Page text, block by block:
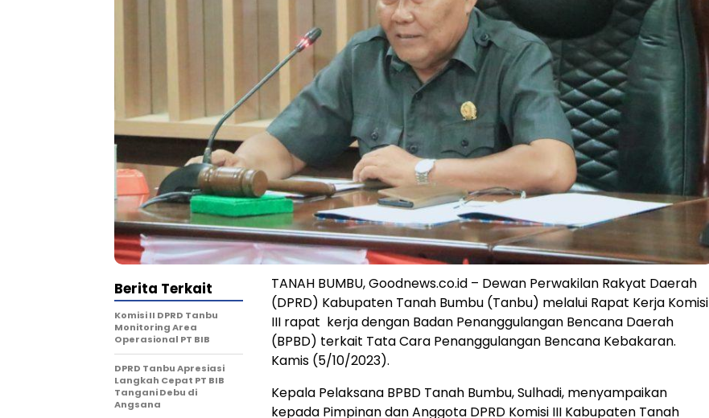
TANAH BUMBU, Goodnews.co.id – Dewan Perwakilan Rakyat Daerah
(DPRD) Kabupaten Tanah Bumbu (Tanbu) melalui Rapat Kerja Komisi
III rapat kerja dengan Badan Penanggulangan Bencana Daerah
(BPBD) terkait Tata Cara Penanggulangan Bencana Kebakaran.
Kamis (5/10/2023).
Kepala Pelaksana BPBD Tanah Bumbu, Sulhadi, menyampaikan
kepada Pimpinan dan Anggota DPRD Komisi III Kabupaten Tanah
Berita Terkait
Komisi II DPRD Tanbu
Monitoring Area
Operasional PT BIB
DPRD Tanbu Apresiasi
Langkah Cepat PT BIB
Tangani Debu di
Angsana